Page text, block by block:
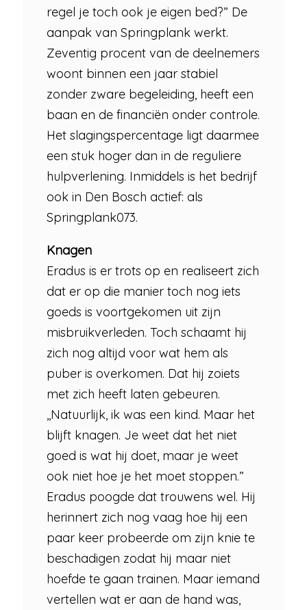
regel je toch ook je eigen bed?” De
aanpak van Springplank werkt.
Zeventig procent van de deelnemers
woont binnen een jaar stabiel
zonder zware begeleiding, heeft een
baan en de financiën onder controle.
Het slagingspercentage ligt daarmee
een stuk hoger dan in de reguliere
hulpverlening. Inmiddels is het bedrijf
ook in Den Bosch actief: als
Springplank073.
Knagen
Eradus is er trots op en realiseert zich
dat er op die manier toch nog iets
goeds is voortgekomen uit zijn
misbruikverleden. Toch schaamt hij
zich nog altijd voor wat hem als
puber is overkomen. Dat hij zoiets
met zich heeft laten gebeuren.
,,Natuurlijk, ik was een kind. Maar het
blijft knagen. Je weet dat het niet
goed is wat hij doet, maar je weet
ook niet hoe je het moet stoppen.”
Eradus poogde dat trouwens wel. Hij
herinnert zich nog vaag hoe hij een
paar keer probeerde om zijn knie te
beschadigen zodat hij maar niet
hoefde te gaan trainen. Maar iemand
vertellen wat er aan de hand was,